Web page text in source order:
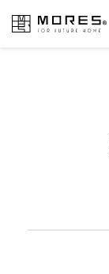
MORES